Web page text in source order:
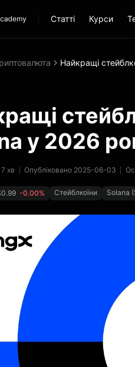
Статті Курси
Найкращі
у 2026
7 хв Опубліковано 2025-06-03
-0.00% Стейблкоїни Solana